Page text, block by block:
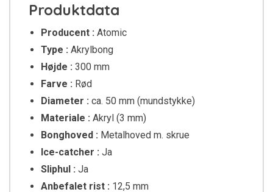
Produktdata
Producent : Atomic
Type : Akrylbong
Højde : 300 mm
Farve : Rød
Diameter : ca. 50 mm (mundstykke)
Materiale : Akryl (3 mm)
Bonghoved : Metalhoved m. skrue
Ice-catcher : Ja
Sliphul : Ja
Anbefalet rist : 12,5 mm